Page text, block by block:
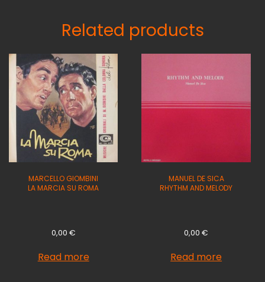
Related products
MARCELLO GIOMBINI
LA MARCIA SU ROMA
0,00 €
Read more
MANUEL DE SICA
RHYTHM AND MELODY
0,00€
Read more